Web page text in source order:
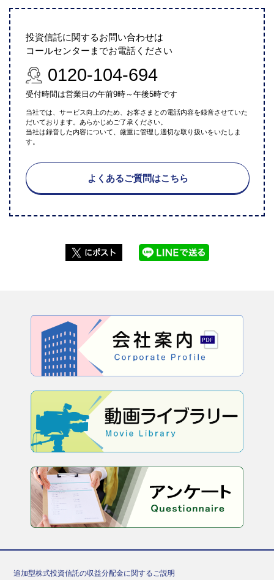
投資信託に関するお問い合わせは
コールセンターまでお電話ください
0120-104-694
受付時間は営業日の午前9時～午後5時です
当社では、サービス向上のため、お客さまとの電話内容を録音させていた
だいております。あらかじめご了承ください。
当社は録音した内容について、厳重に管理し適切な取り扱いをいたしま
す。
よくあるご質問はこちら
追加型株式投資信託の収益分配金に関するご説明